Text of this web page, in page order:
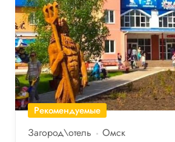
Рекомендуемые
Загород\отель Омск